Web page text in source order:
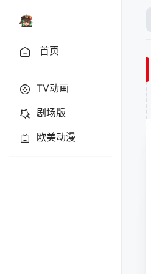
首页
TV动画
剧场版
欧美动漫